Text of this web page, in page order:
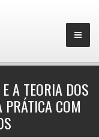
▼
A TEORIA DOS
COM